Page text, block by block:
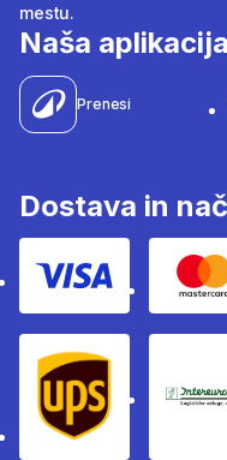
mestu.
Naša aplikacija
Prenesi
Dostava in
Visa
Ups